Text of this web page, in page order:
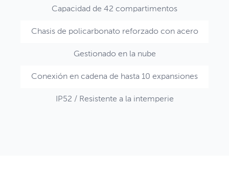
Capacidad de 42 compartimentos
Chasis de policarbonato reforzado con acero
Gestionado en la nube
Conexión en cadena de hasta 10 expansiones
IP52 / Resistente a la intemperie